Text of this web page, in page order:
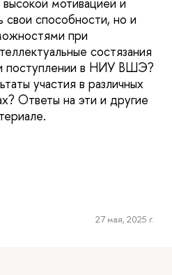
способности, но и
при
состязания
поступлении в НИУ ВШЭ?
участия в различных
Ответы на эти и другие
27 мая, 2025 г.